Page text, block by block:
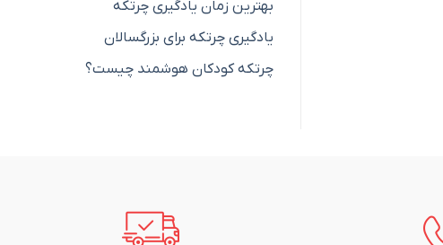
بهترین زمان یادگیری چرتکه
یادگیری چرتکه برای بزرگسالان
چرتکه کودکان هوشمند چیست؟